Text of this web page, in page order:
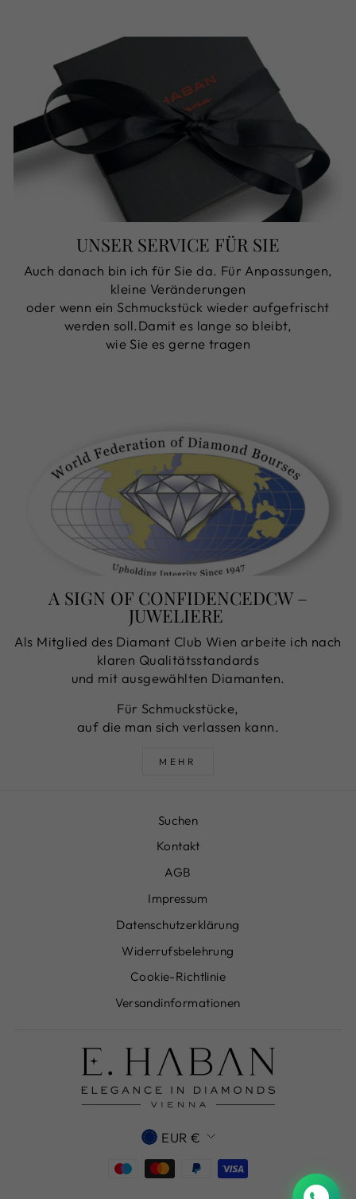
UNSER SERVICE FÜR SIE
Auch danach bin ich für Sie da. Für Anpassungen,
kleine Veränderungen
oder wenn ein Schmuckstück wieder aufgefrischt
werden soll.Damit es lange so bleibt,
wie Sie es gerne tragen
A SIGN OF CONFIDENCEDCW –
JUWELIERE
Als Mitglied des Diamant Club Wien arbeite ich nach
klaren Qualitätsstandards
und mit ausgewählten Diamanten.
Für Schmuckstücke,
auf die man sich verlassen kann.
MEHR
Suchen
Kontakt
AGB
Impressum
Datenschutzerklärung
Widerrufsbelehrung
Cookie-Richtlinie
Versandinformationen
WÄHRUNG
EUR €